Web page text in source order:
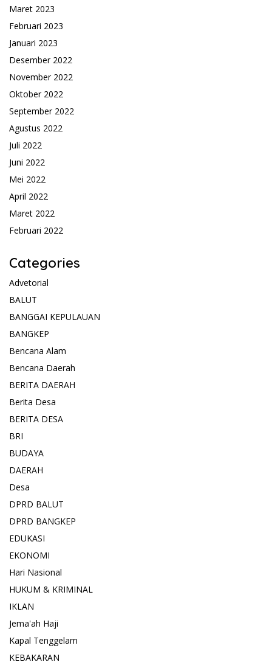
Maret 2023
Februari 2023
Januari 2023
Desember 2022
November 2022
Oktober 2022
September 2022
Agustus 2022
Juli 2022
Juni 2022
Mei 2022
April 2022
Maret 2022
Februari 2022
Categories
Advetorial
BALUT
BANGGAI KEPULAUAN
BANGKEP
Bencana Alam
Bencana Daerah
BERITA DAERAH
Berita Desa
BERITA DESA
BRI
BUDAYA
DAERAH
Desa
DPRD BALUT
DPRD BANGKEP
EDUKASI
EKONOMI
Hari Nasional
HUKUM & KRIMINAL
IKLAN
Jema'ah Haji
Kapal Tenggelam
KEBAKARAN